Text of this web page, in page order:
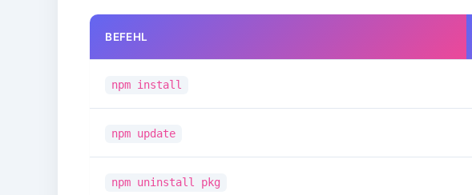
BEFEHL
npm install
npm update
npm uninstall pkg